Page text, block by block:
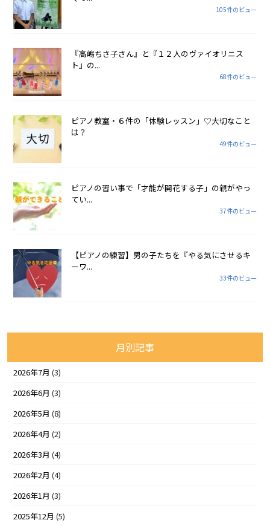
105件のビュー
『高嶋ちさ子さん』と『１２人のヴァイオリニス
ト』の...
68件のビュー
ピアノ教室・６件の「体験レッスン」♡大切なこと
は？
49件のビュー
ピアノの習い事で「才能が開花する子」の親がやっ
てい...
37件のビュー
【ピアノの練習】男の子たちを『やる気にさせるキ
ーワ...
33件のビュー
月別記事
2026年7月 (3)
2026年6月 (3)
2026年5月 (8)
2026年4月 (2)
2026年3月 (4)
2026年2月 (4)
2026年1月 (3)
2025年12月 (5)